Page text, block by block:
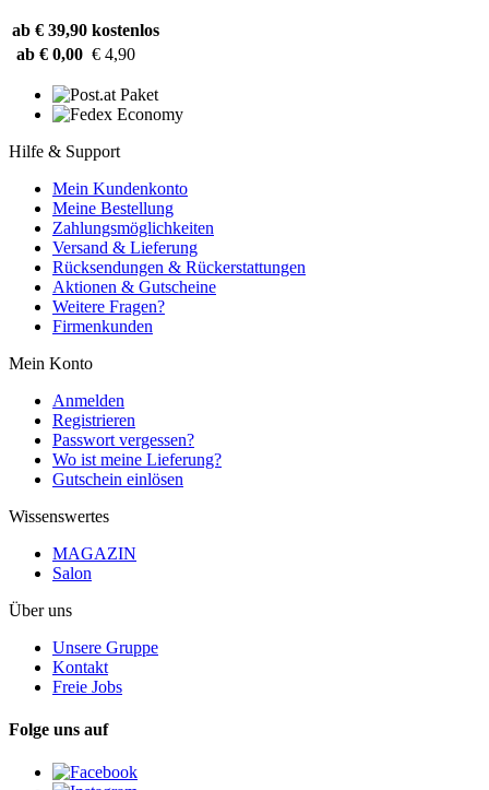
ab € 39,90 kostenlos
ab € 0,00 € 4,90
Hilfe & Support
Mein Kundenkonto
Meine Bestellung
Zahlungsmöglichkeiten
Versand & Lieferung
Rücksendungen & Rückerstattungen
Aktionen & Gutscheine
Weitere Fragen?
Firmenkunden
Mein Konto
Anmelden
Registrieren
Passwort vergessen?
Wo ist meine Lieferung?
Gutschein einlösen
Wissenswertes
MAGAZIN
Salon
Über uns
Unsere Gruppe
Kontakt
Freie Jobs
Folge uns auf